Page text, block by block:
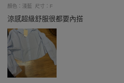
顏色：淺藍
尺寸：F
涼感超級舒服很都要內搭